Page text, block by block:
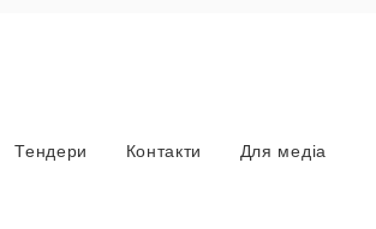
Тендери Контакти Для медіа